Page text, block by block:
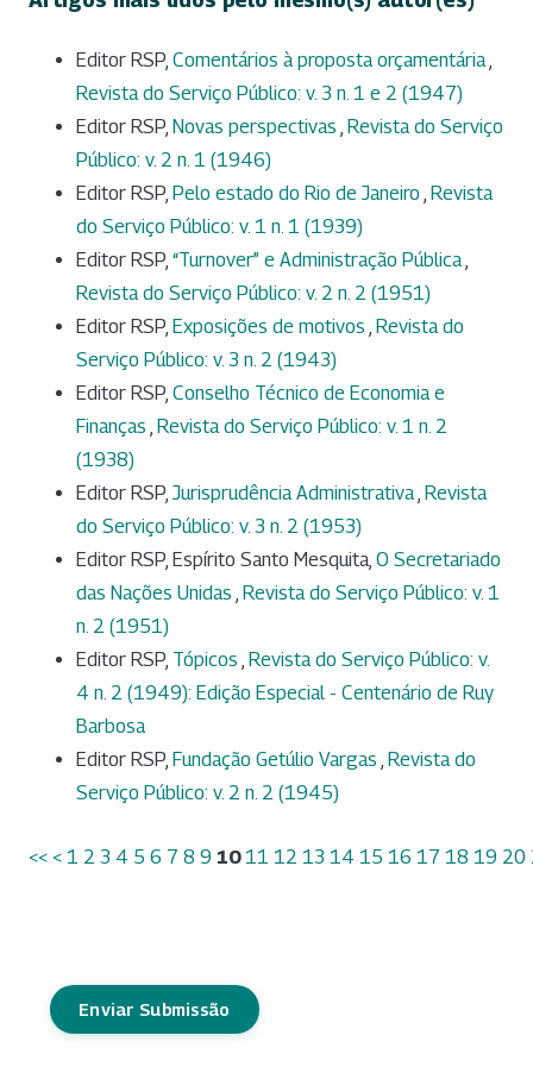
Editor RSP, Comentários à proposta orçamentária,
Revista do Serviço Público: v. 3 n. 1 e 2 (1947)
Editor RSP, Novas perspectivas , Revista do Serviço
Público: v. 2 n. 1 (1946)
Editor RSP, Pelo estado do Rio de Janeiro , Revista
do Serviço Público: v. 1 n. 1 (1939)
Editor RSP, “Turnover” e Administração Pública,
Revista do Serviço Público: v. 2 n. 2 (1951)
Editor RSP, Exposições de motivos , Revista do
Serviço Público: v. 3 n. 2 (1943)
Editor RSP, Conselho Técnico de Economia e
Finanças , Revista do Serviço Público: v. 1 n. 2
(1938)
Editor RSP,Jurisprudência Administrativa, Revista
do Serviço Público: v. 3 n. 2 (1953)
Editor RSP, Espírito Santo Mesquita, O Secretariado
das Nações Unidas , Revista do Serviço Público: v. 1
n. 2 (1951)
Editor RSP, Tópicos , Revista do Serviço Público: v.
4 n. 2 (1949): Edição Especial - Centenário de Ruy
Barbosa
Editor RSP, Fundação Getúlio Vargas , Revista do
Serviço Público: v. 2 n. 2 (1945)
<< < 1 2 3 4 5 6 7 8 9 10 11 12 13 14 15 16 17 18 19 20
Enviar Submissão